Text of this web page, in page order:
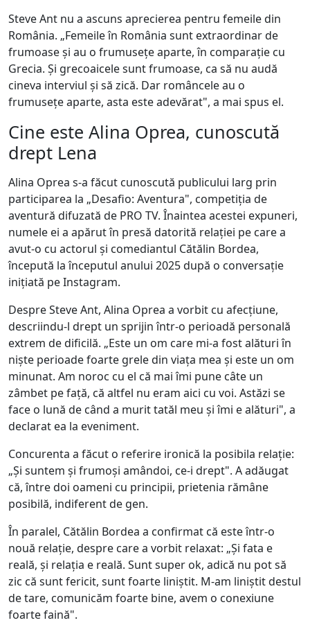
Steve Ant nu a ascuns aprecierea pentru femeile din
România. „Femeile în România sunt extraordinar de
frumoase și au o frumusețe aparte, în comparație cu
Grecia. Și grecoaicele sunt frumoase, ca să nu audă
cineva interviul și să zică. Dar româncele au o
frumusețe aparte, asta este adevărat", a mai spus el.
Cine este Alina Oprea, cunoscută
drept Lena
Alina Oprea s-a făcut cunoscută publicului larg prin
participarea la „Desafio: Aventura", competiția de
aventură difuzată de PRO TV. Înaintea acestei expuneri,
numele ei a apărut în presă datorită relației pe care a
avut-o cu actorul și comediantul Cătălin Bordea,
începută la începutul anului 2025 după o conversație
inițiată pe Instagram.
Despre Steve Ant, Alina Oprea a vorbit cu afecțiune,
descriindu-l drept un sprijin într-o perioadă personală
extrem de dificilă. „Este un om care mi-a fost alături în
niște perioade foarte grele din viața mea și este un om
minunat. Am noroc cu el că mai îmi pune câte un
zâmbet pe față, că altfel nu eram aici cu voi. Astăzi se
face o lună de când a murit tatăl meu și îmi e alături", a
declarat ea la eveniment.
Concurenta a făcut o referire ironică la posibila relație:
„Și suntem și frumoși amândoi, ce-i drept". A adăugat
că, între doi oameni cu principii, prietenia rămâne
posibilă, indiferent de gen.
În paralel, Cătălin Bordea a confirmat că este într-o
nouă relație, despre care a vorbit relaxat: „Și fata e
reală, și relația e reală. Sunt super ok, adică nu pot să
zic că sunt fericit, sunt foarte liniștit. M-am liniștit destul
de tare, comunicăm foarte bine, avem o conexiune
foarte faină".